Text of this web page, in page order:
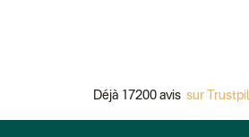
Déjà 17200 avis sur Trustpilot